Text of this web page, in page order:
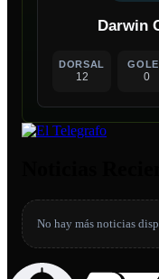
Darwin
DORSAL
12 0
No hay más noticias